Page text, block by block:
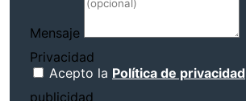
Mensaje
Privacidad
Acepto la Política de privacidad
publicidad